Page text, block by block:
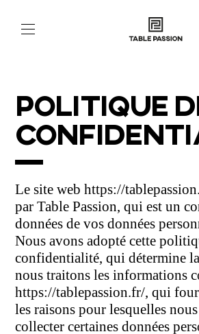
ACTUALITÉS
À
PROPOS
EN FR IT ES
POLITIQUE
Le site web https://
par Table Passion, qui est un
données de vos données
Nous avons adopté cette
confidentialité, qui détermine
nous traitons les informations
https://tablepassion.fr/, qui
les raisons pour lesquelles
collecter certaines données